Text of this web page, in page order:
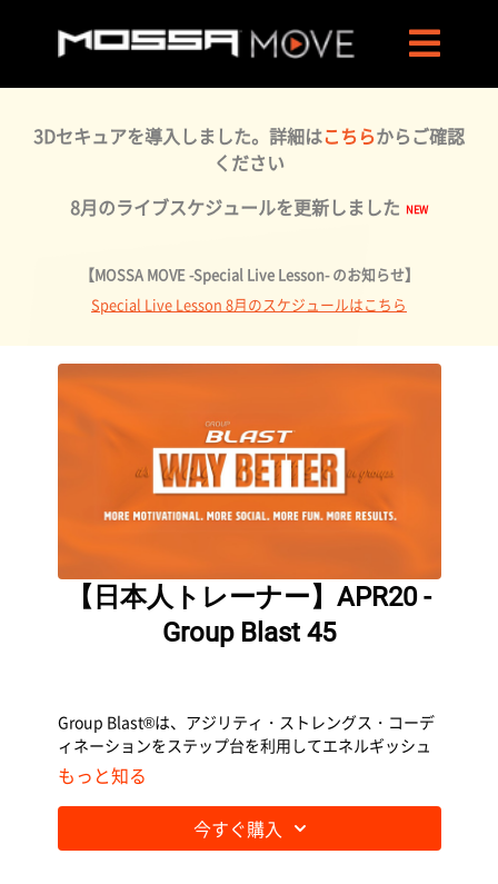
3Dセキュアを導入しました。詳細はこちらからご確認
ください
8月のライブスケジュールを更新しました
【MOSSA MOVE -Special Live Lesson- のお知らせ】
Special Live Lesson 8月のスケジュールはこちら
【日本人トレーナー】APR20 -
Group Blast 45
Group Blast®は、アジリティ・ストレングス・コーデ
ィネーションをステップ台を利用してエネルギッシュ
に有酸素運動を行うプログラムです。
もっと知る
今すぐ購入